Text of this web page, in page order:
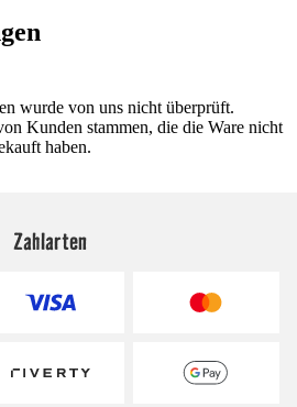
wurde von uns nicht überprüft.
Kunden stammen, die die Ware nicht
haben.
Zahlarten